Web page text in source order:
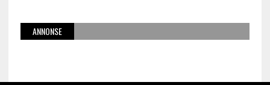
ANNONSE